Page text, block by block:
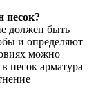
песок?
должен быть
и определяют
можно
песок арматура